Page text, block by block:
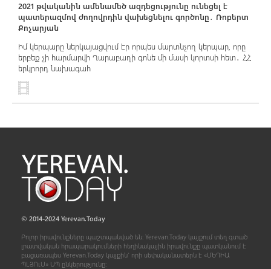
2021 թվականին ամենամեծ ազդեցությունը ունեցել է
պատերազմով ժողովրդին վախեցնելու գործոնը․ Ռոբերտ
Քոչարյան
Իմ կերպարը ներկայացվում էր որպես մարտնչող կերպար, որը
երբեք չի հարմարվի Ղարաբաղի գոնե մի մասի կորտսի հետ․ ՀՀ
երկրորդ նախագահ
© 2014-2024 Yerevan.Today
Բոլոր իրավունքները պաշտպանված են: Yerevan.Today կայքում տեղ գտած
լրատվական հրապարակումների հեղինակային իրավունքը պատկանում է
բացառապես Yerevan.Today կայքին` որի սեփականատերն է «ՄԵԴԻԱ
ՊԼՅՈւՍ» ՍՊ ընկերությունը։